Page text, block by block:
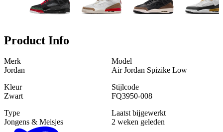
Product Info
Merk
Jordan
Model
Air Jordan Spizike Low
Kleur
Zwart
Stijlcode
FQ3950-008
Type
Jongens & Meisjes
Laatst bijgewerkt
2 weken geleden